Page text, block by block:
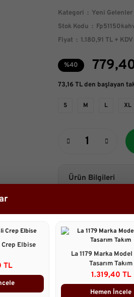
Elbise
TL
La 1179 Marka
Tasarım Takım
1.319,40 TL
Hemen İncele
Kategori Yeni Gelenler
Stok Kodu
Fiyat
1.180,91 TL + KDV
%40
73,16 TL den başlayan
S M L XL
Ürün Bilgileri
Manken: Görselde S
-Yanlardan cepli.
Boyu: 115 cm
Manken:
Boy:161 cm
Göğüs :88 cm
Bel :67cm
Basen : 98cm